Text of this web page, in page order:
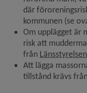
där
kommunen (se
Om upplägget är
risk att
från Länsstyrelsen
Att lägga
tillstånd krävs